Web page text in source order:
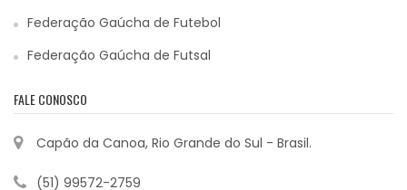
Federação Gaúcha de Futebol
Federação Gaúcha de Futsal
FALE CONOSCO
Capão da Canoa, Rio Grande do Sul - Brasil.
(51) 99572-2759